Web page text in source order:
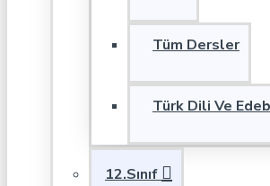
Tüm Dersler
Türk Dili Ve
12.Sınıf